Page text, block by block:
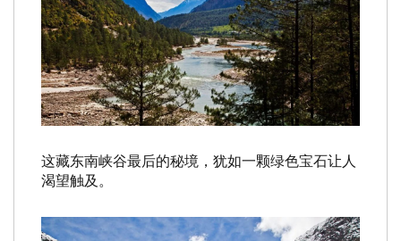
这藏东南峡谷最后的秘境，犹如一颗绿色宝石让人
渴望触及。